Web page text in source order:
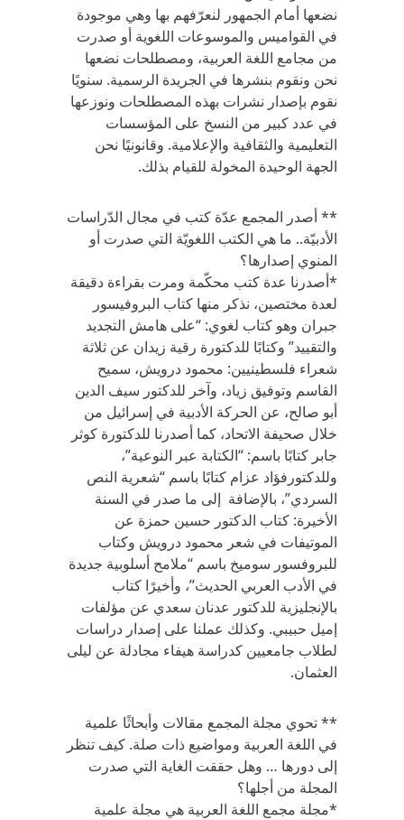
نضعها أمام الجمهور لنعرّفهم بها وهي موجودة
في القواميس والموسوعات اللغوية أو صدرت
من مجامع اللغة العربية، ومصطلحات نضعها
نحن ونقوم بنشرها في الجريدة الرسمية. سنويًا
نقوم بإصدار نشرات بهذه المصطلحات ونوزعها
في عدد كبير من النسخ على المؤسسات
التعليمية والثقافية والإعلامية. وقانونيًا نحن
الجهة الوحيدة المخولة للقيام بذلك.
** أصدر المجمع عدّة كتب في مجال الدّراسات
الأدبيّة.. ما هي الكتب اللغويّة التي صدرت أو
المنوي إصدارها؟
*أصدرنا عدة كتب محكّمة ومرت بقراءة دقيقة
لعدة مختصين، نذكر منها كتاب البروفيسور
جبران وهو كتاب لغوي: “على هامش التجديد
والتقييد” وكتابًا للدكتورة رقية زيدان عن ثلاثة
شعراء فلسطينيين: محمود درويش، سميح
القاسم وتوفيق زياد، وآخر للدكتور سيف الدين
أبو صالح، عن الحركة الأدبية في إسرائيل من
خلال صحيفة الاتحاد، كما أصدرنا للدكتورة كوثر
جابر كتابًا باسم: “الكتابة عبر النوعية”،
وللدكتورفؤاد عزام كتابًا باسم “شعرية النص
السردي”، بالإضافة إلى ما صدر في السنة
الأخيرة: كتاب الدكتور حسين حمزة عن
الموتيفات في شعر محمود درويش وكتاب
للبروفسور سوميخ باسم “ملامح أسلوبية جديدة
في الأدب العربي الحديث”، وأخيرًا كتاب
بالإنجليزية للدكتور عدنان سعدي عن مؤلفات
إميل حبيبي. وكذلك عملنا على إصدار دراسات
لطلاب جامعيين كدراسة هيفاء مجادلة عن ليلى
العثمان.
** تحوي مجلة المجمع مقالات وأبحاثًا علمية
في اللغة العربية ومواضيع ذات صلة. كيف تنظر
إلى دورها … وهل حققت الغاية التي صدرت
المجلة من أجلها؟
*مجلة مجمع اللغة العربية هي مجلة علمية